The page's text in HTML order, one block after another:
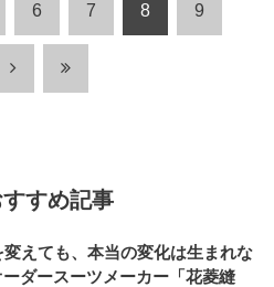
6 7 8 9
すめ記事
えても、本当の変化は生まれな
ダースーツメーカー「花菱縫